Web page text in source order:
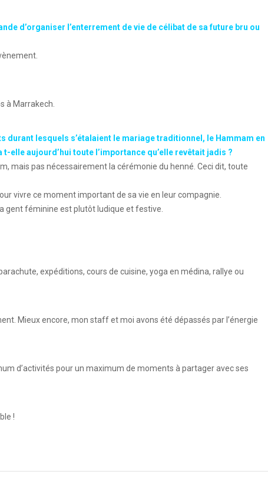
d’organiser l’enterrement de vie de célibat de sa future bru ou
à Marrakech.
durant lesquels s’étalaient le mariage traditionnel, le Hammam en
elle aujourd’hui toute l’importance qu’elle revêtait jadis ?
mais pas nécessairement la cérémonie du henné. Ceci dit, toute
vivre ce moment important de sa vie en leur compagnie.
gent féminine est plutôt ludique et festive.
expéditions, cours de cuisine, yoga en médina, rallye ou
Mieux encore, mon staff et moi avons été dépassés par l’énergie
d’activités pour un maximum de moments à partager avec ses
!